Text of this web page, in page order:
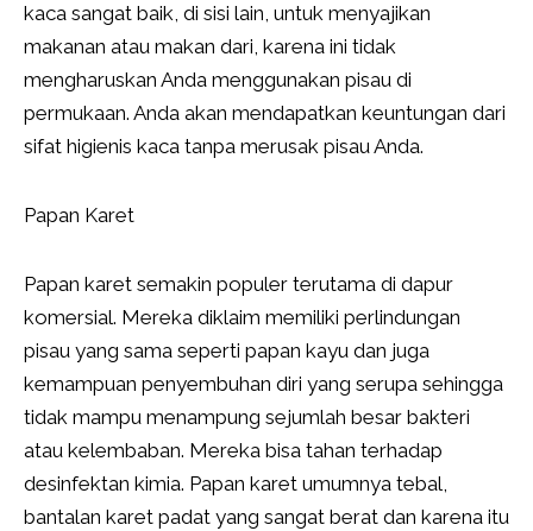
kaca sangat baik, di sisi lain, untuk menyajikan
makanan atau makan dari, karena ini tidak
mengharuskan Anda menggunakan pisau di
permukaan. Anda akan mendapatkan keuntungan dari
sifat higienis kaca tanpa merusak pisau Anda.
Papan Karet
Papan karet semakin populer terutama di dapur
komersial. Mereka diklaim memiliki perlindungan
pisau yang sama seperti papan kayu dan juga
kemampuan penyembuhan diri yang serupa sehingga
tidak mampu menampung sejumlah besar bakteri
atau kelembaban. Mereka bisa tahan terhadap
desinfektan kimia. Papan karet umumnya tebal,
bantalan karet padat yang sangat berat dan karena itu